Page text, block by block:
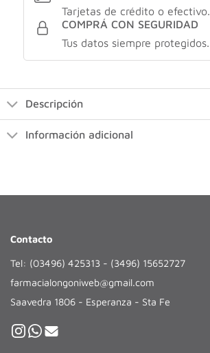
Tarjetas de crédito o efectivo.
COMPRÁ CON SEGURIDAD
Tus datos siempre protegidos.
Descripción
Información adicional
Contacto
Tel: (03496) 425313 - (3496) 15652727
farmacialongoniweb@gmail.com
Saavedra 1806 - Esperanza - Sta Fe